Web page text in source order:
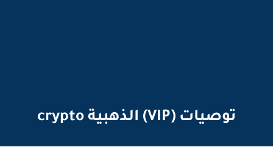
توصيات (VIP) الذهبية crypto